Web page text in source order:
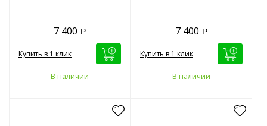
7 400 Р
Купить в 1 клик
В наличии
7 400 Р
Купить в 1 клик
В наличии